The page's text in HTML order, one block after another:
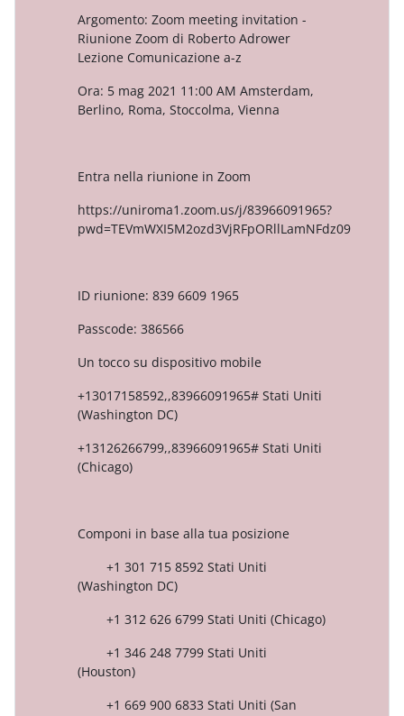
Argomento: Zoom meeting invitation -
Riunione Zoom di Roberto Adrower
Lezione Comunicazione a-z
Ora: 5 mag 2021 11:00 AM Amsterdam,
Berlino, Roma, Stoccolma, Vienna
Entra nella riunione in Zoom
https://uniroma1.zoom.us/j/83966091965?
pwd=TEVmWXI5M2ozd3VjRFpORllLamNFdz09
ID riunione: 839 6609 1965
Passcode: 386566
Un tocco su dispositivo mobile
+13017158592,,83966091965# Stati Uniti
(Washington DC)
+13126266799,,83966091965# Stati Uniti
(Chicago)
Componi in base alla tua posizione
+1 301 715 8592 Stati Uniti
(Washington DC)
+1 312 626 6799 Stati Uniti (Chicago)
+1 346 248 7799 Stati Uniti
(Houston)
+1 669 900 6833 Stati Uniti (San